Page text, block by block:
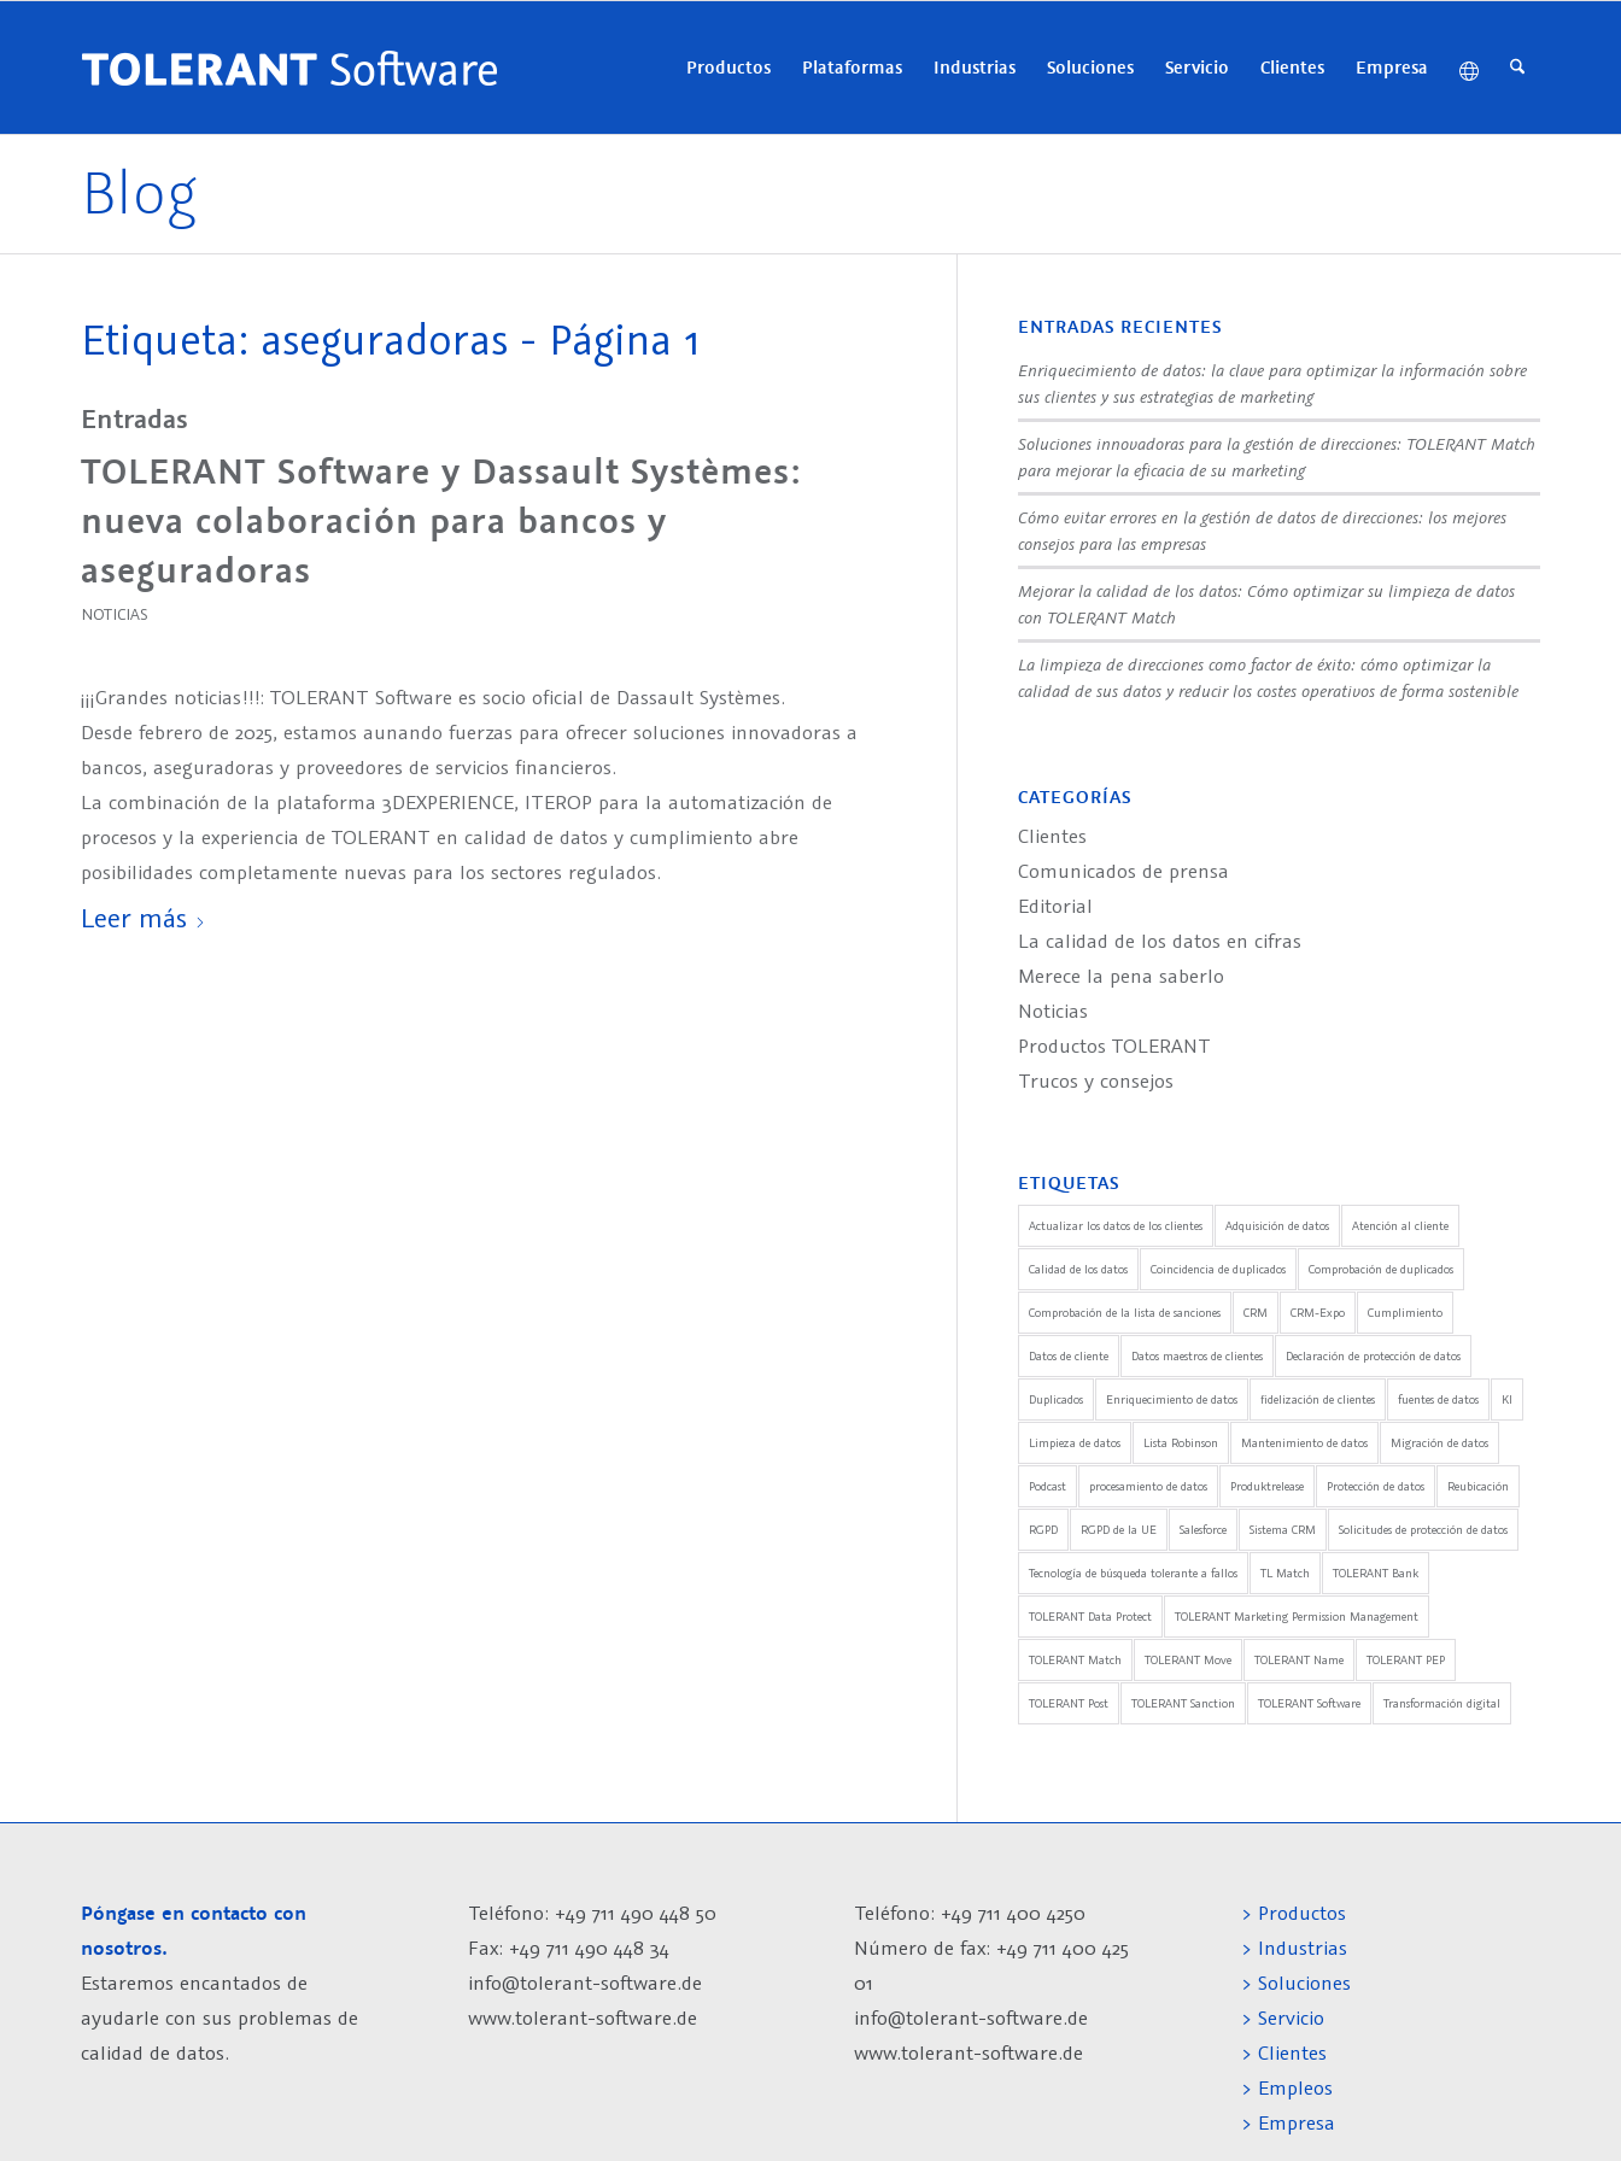
Productos Plataformas Industrias Soluciones Servicio Clientes Empresa
Blog
Etiqueta: aseguradoras - Página 1
Entradas
TOLERANT Software y Dassault Systèmes:
nueva colaboración para bancos y
aseguradoras
NOTICIAS
¡¡¡Grandes noticias!!!: TOLERANT Software es socio oficial de Dassault Systèmes.
Desde febrero de 2025, estamos aunando fuerzas para ofrecer soluciones innovadoras a
bancos, aseguradoras y proveedores de servicios financieros.
La combinación de la plataforma 3DEXPERIENCE, ITEROP para la automatización de
procesos y la experiencia de TOLERANT en calidad de datos y cumplimiento abre
posibilidades completamente nuevas para los sectores regulados.
Leer más
ENTRADAS RECIENTES
Enriquecimiento de datos: la clave para optimizar la información sobre
sus clientes y sus estrategias de marketing
Soluciones innovadoras para la gestión de direcciones: TOLERANT Match
para mejorar la eficacia de su marketing
Cómo evitar errores en la gestión de datos de direcciones: los mejores
consejos para las empresas
Mejorar la calidad de los datos: Cómo optimizar su limpieza de datos
con TOLERANT Match
La limpieza de direcciones como factor de éxito: cómo optimizar la
calidad de sus datos y reducir los costes operativos de forma sostenible
CATEGORÍAS
Clientes
Comunicados de prensa
Editorial
La calidad de los datos en cifras
Merece la pena saberlo
Noticias
Productos TOLERANT
Trucos y consejos
ETIQUETAS
Actualizar los datos de los clientes Adquisición de datos Atención al cliente
Calidad de los datos Coincidencia de duplicados Comprobación de duplicados
Comprobación de la lista de sanciones CRM CRM-Expo Cumplimiento
Datos de cliente Datos maestros de clientes Declaración de protección de datos
Duplicados Enriquecimiento de datos fidelización de clientes fuentes de datos KI
Limpieza de datos Lista Robinson Mantenimiento de datos Migración de datos
Podcast procesamiento de datos Produktrelease Protección de datos Reubicación
RGPD RGPD de la UE Salesforce Sistema CRM Solicitudes de protección de datos
Tecnología de búsqueda tolerante a fallos TL Match TOLERANT Bank
TOLERANT Data Protect TOLERANT Marketing Permission Management
TOLERANT Match TOLERANT Move TOLERANT Name TOLERANT PEP
TOLERANT Post TOLERANT Sanction TOLERANT Software Transformación digital
Póngase en contacto con
nosotros.
Estaremos encantados de
ayudarle con sus problemas de
calidad de datos.
Teléfono: +49 711 490 448 50
Fax: +49 711 490 448 34
info@tolerant-software.de
www.tolerant-software.de
Teléfono: +49 711 400 4250
Número de fax: +49 711 400 425
01
info@tolerant-software.de
www.tolerant-software.de
> Productos
> Industrias
> Soluciones
> Servicio
> Clientes
> Empleos
> Empresa